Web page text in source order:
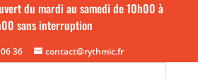
du mardi au samedi de 10h00 à
sans interruption
36 contact@rythmic.fr